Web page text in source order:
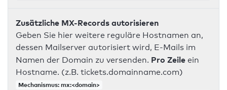
Zusätzliche MX-Records autorisieren
Geben Sie hier weitere reguläre Hostnamen an,
dessen Mailserver autorisiert wird, E-Mails im
Namen der Domain zu versenden. Pro Zeile ein
Hostname. (z.B. tickets.domainname.com)
Mechanismus: mx:<domain>